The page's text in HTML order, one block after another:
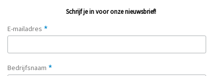
Schrijf je in voor onze nieuwsbrief!
E-mailadres *
Bedrijfsnaam *